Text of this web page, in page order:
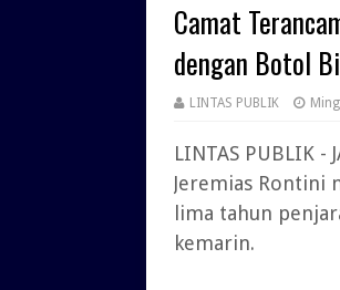
Camat
dengan Botol
LINTAS PUBLIK
LINTAS PUBLIK -
Jeremias Rontini
lima tahun
kemarin.